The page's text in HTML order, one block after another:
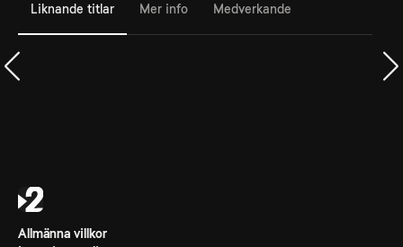
Liknande titlar Mer info Medverkande
Allmänna villkor